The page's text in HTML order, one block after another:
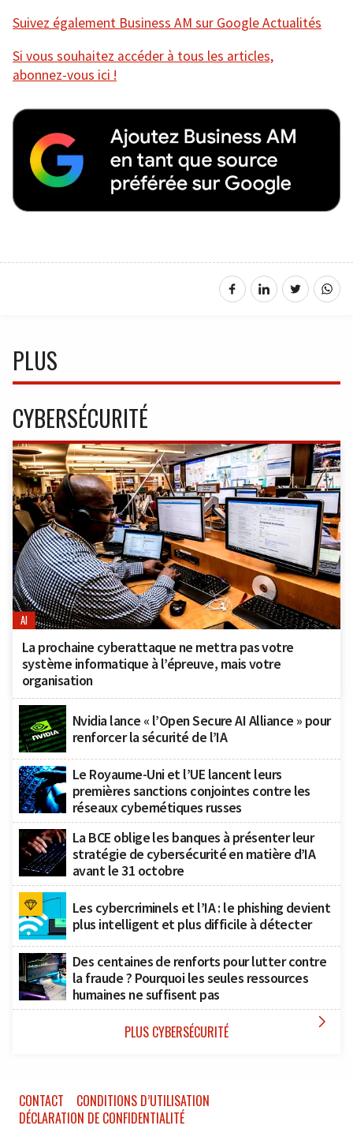
Suivez également Business AM sur Google Actualités
Si vous souhaitez accéder à tous les articles,
abonnez-vous ici !
PLUS
CYBERSÉCURITÉ
AI
La prochaine cyberattaque ne mettra pas votre
système informatique à l’épreuve, mais votre
organisation
Nvidia lance « l’Open Secure AI Alliance » pour
renforcer la sécurité de l’IA
Le Royaume-Uni et l’UE lancent leurs
premières sanctions conjointes contre les
réseaux cybernétiques russes
La BCE oblige les banques à présenter leur
stratégie de cybersécurité en matière d’IA
avant le 31 octobre
Les cybercriminels et l’IA : le phishing devient
plus intelligent et plus difficile à détecter
Des centaines de renforts pour lutter contre
la fraude ? Pourquoi les seules ressources
humaines ne suffisent pas
PLUS CYBERSÉCURITÉ 
CONTACT
CONDITIONS D’UTILISATION
DÉCLARATION DE CONFIDENTIALITÉ